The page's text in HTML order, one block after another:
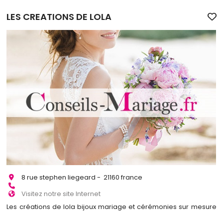
LES CREATIONS DE LOLA
8 rue stephen liegeard - 21160 france
Visitez notre site Internet
Les créations de lola bijoux mariage et cérémonies sur mesure